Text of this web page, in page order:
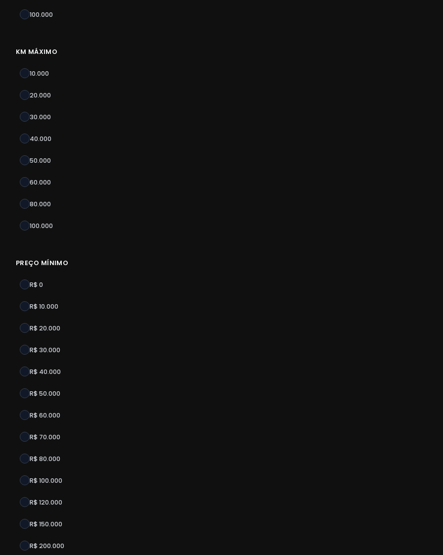
100.000
KM MÁXIMO
10.000
20.000
30.000
40.000
50.000
60.000
80.000
100.000
PREÇO MÍNIMO
R$ 0
R$ 10.000
R$ 20.000
R$ 30.000
R$ 40.000
R$ 50.000
R$ 60.000
R$ 70.000
R$ 80.000
R$ 100.000
R$ 120.000
R$ 150.000
R$ 200.000